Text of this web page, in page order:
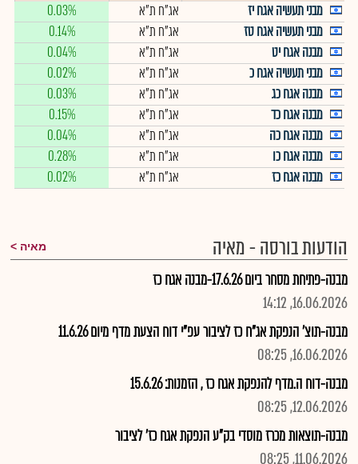
מבני תעשיה אגח יז
אג"ח ת"א
0.03%
מבני תעשיה אגח טז
אג"ח ת"א
0.14%
מבנה אגח יט
אג"ח ת"א
0.04%
מבני תעשיה אגח כ
אג"ח ת"א
0.02%
מבנה אגח כג
אג"ח ת"א
0.03%
מבנה אגח כד
אג"ח ת"א
0.15%
מבנה אגח כה
אג"ח ת"א
0.04%
מבנה אגח כו
אג"ח ת"א
0.28%
מבנה אגח כז
אג"ח ת"א 0.02%
הודעות בורסה - מאיה מאיה
מבנה-פתיחת מסחר ביום 17.6.26-מבנה אגח כז
16.06.2026, 14:12
מבנה-תוצ' הנפקת אג"ח כז לציבור עפ"י דוח הצעת מדף מיום 11.6.26
16.06.2026, 08:25
מבנה-דוח ה.מדף להנפקת אגח כז , הזמנות: 15.6.26
12.06.2026, 08:25
מבנה-תוצאות מכרז מוסדי בק"ע הנפקת אגח כז' לציבור
11.06.2026, 08:25